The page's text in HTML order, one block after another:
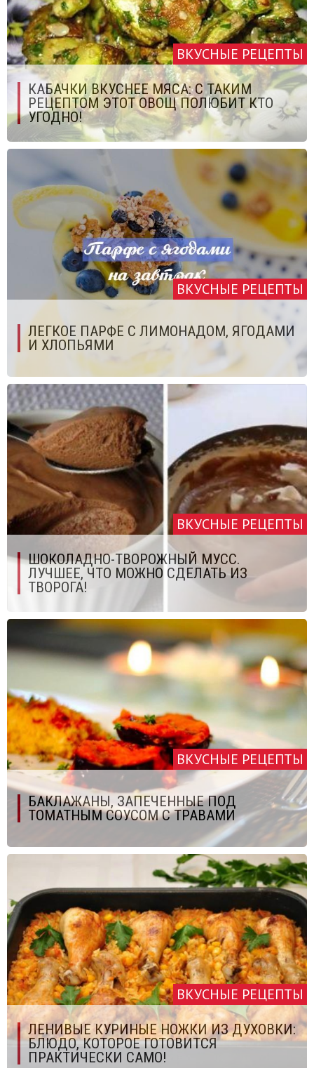
ВКУСНЫЕ РЕЦЕПТЫ
КАБАЧКИ ВКУСНЕЕ МЯСА: С ТАКИМ
РЕЦЕПТОМ ЭТОТ ОВОЩ ПОЛЮБИТ КТО
УГОДНО!
ВКУСНЫЕ РЕЦЕПТЫ
ЛЕГКОЕ ПАРФЕ С ЛИМОНАДОМ, ЯГОДАМИ
И ХЛОПЬЯМИ
ВКУСНЫЕ РЕЦЕПТЫ
ШОКОЛАДНО-ТВОРОЖНЫЙ МУСС.
ЛУЧШЕЕ, ЧТО МОЖНО СДЕЛАТЬ ИЗ
ТВОРОГА!
ВКУСНЫЕ РЕЦЕПТЫ
БАКЛАЖАНЫ, ЗАПЕЧЕННЫЕ ПОД
ТОМАТНЫМ СОУСОМ С ТРАВАМИ
ВКУСНЫЕ РЕЦЕПТЫ
ЛЕНИВЫЕ КУРИНЫЕ НОЖКИ ИЗ ДУХОВКИ:
БЛЮДО, КОТОРОЕ ГОТОВИТСЯ
ПРАКТИЧЕСКИ САМО!